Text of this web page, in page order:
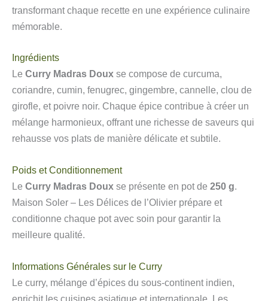
transformant chaque recette en une expérience culinaire
mémorable.
Ingrédients
Le Curry Madras Doux se compose de curcuma,
coriandre, cumin, fenugrec, gingembre, cannelle, clou de
girofle, et poivre noir. Chaque épice contribue à créer un
mélange harmonieux, offrant une richesse de saveurs qui
rehausse vos plats de manière délicate et subtile.
Poids et Conditionnement
Le Curry Madras Doux se présente en pot de 250 g.
Maison Soler – Les Délices de l’Olivier prépare et
conditionne chaque pot avec soin pour garantir la
meilleure qualité.
Informations Générales sur le Curry
Le curry, mélange d’épices du sous-continent indien,
enrichit les cuisines asiatique et internationale. Les